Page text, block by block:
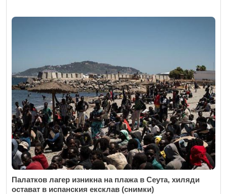
Палатков лагер изникна на плажа в Сеута, хиляди
остават в испанския ексклав (снимки)